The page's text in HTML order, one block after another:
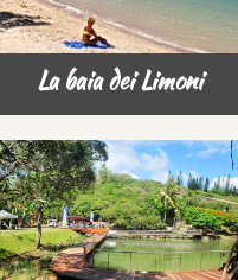
La baia dei Limoni